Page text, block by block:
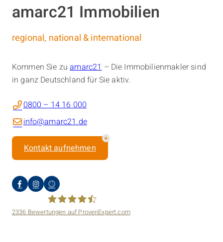
amarc21 Immobilien
regional, national & international
Kommen Sie zuamarc21– Die Immobilienmakler sind
in ganz Deutschland für Sie aktiv.
0800 – 14 16 000
info@amarc21.de
Kontakt aufnehmen
2336 Bewertungen auf ProvenExpert.com